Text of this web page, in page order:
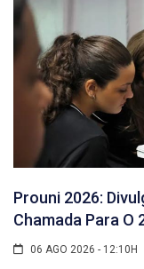
Prouni 2026:
Chamada Para O
06 AGO 2026 - 12:10H